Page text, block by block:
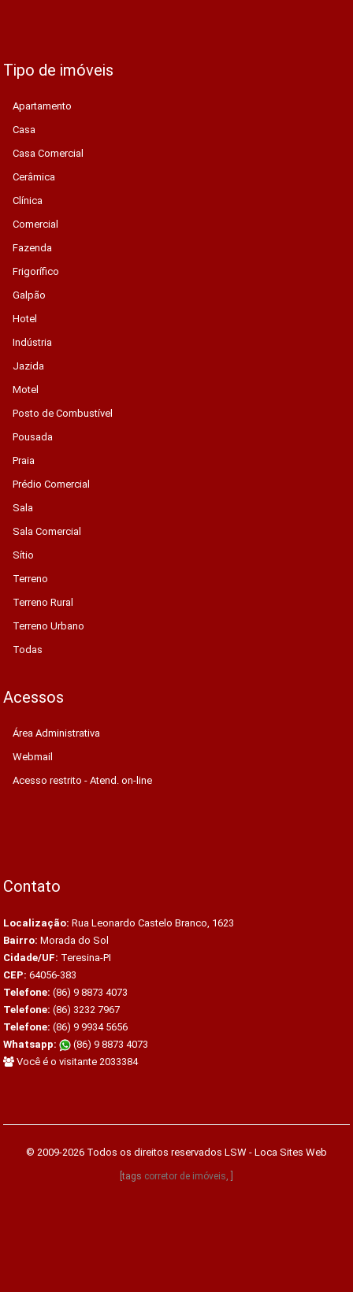
Tipo de imóveis
Apartamento
Casa
Casa Comercial
Cerâmica
Clínica
Comercial
Fazenda
Frigorífico
Galpão
Hotel
Indústria
Jazida
Motel
Posto de Combustível
Pousada
Praia
Prédio Comercial
Sala
Sala Comercial
Sítio
Terreno
Terreno Rural
Terreno Urbano
Todas
Acessos
Área Administrativa
Webmail
Acesso restrito - Atend. on-line
Contato
Localização: Rua Leonardo Castelo Branco, 1623
Bairro: Morada do Sol
Cidade/UF: Teresina-PI
CEP: 64056-383
Telefone: (86) 9 8873 4073
Telefone: (86) 3232 7967
Telefone: (86) 9 9934 5656
Whatsapp:
(86) 9 8873 4073
Você é o visitante 2033384
© 2009-2026 Todos os direitos reservados LSW - Loca Sites Web
[tags corretor de imóveis, ]